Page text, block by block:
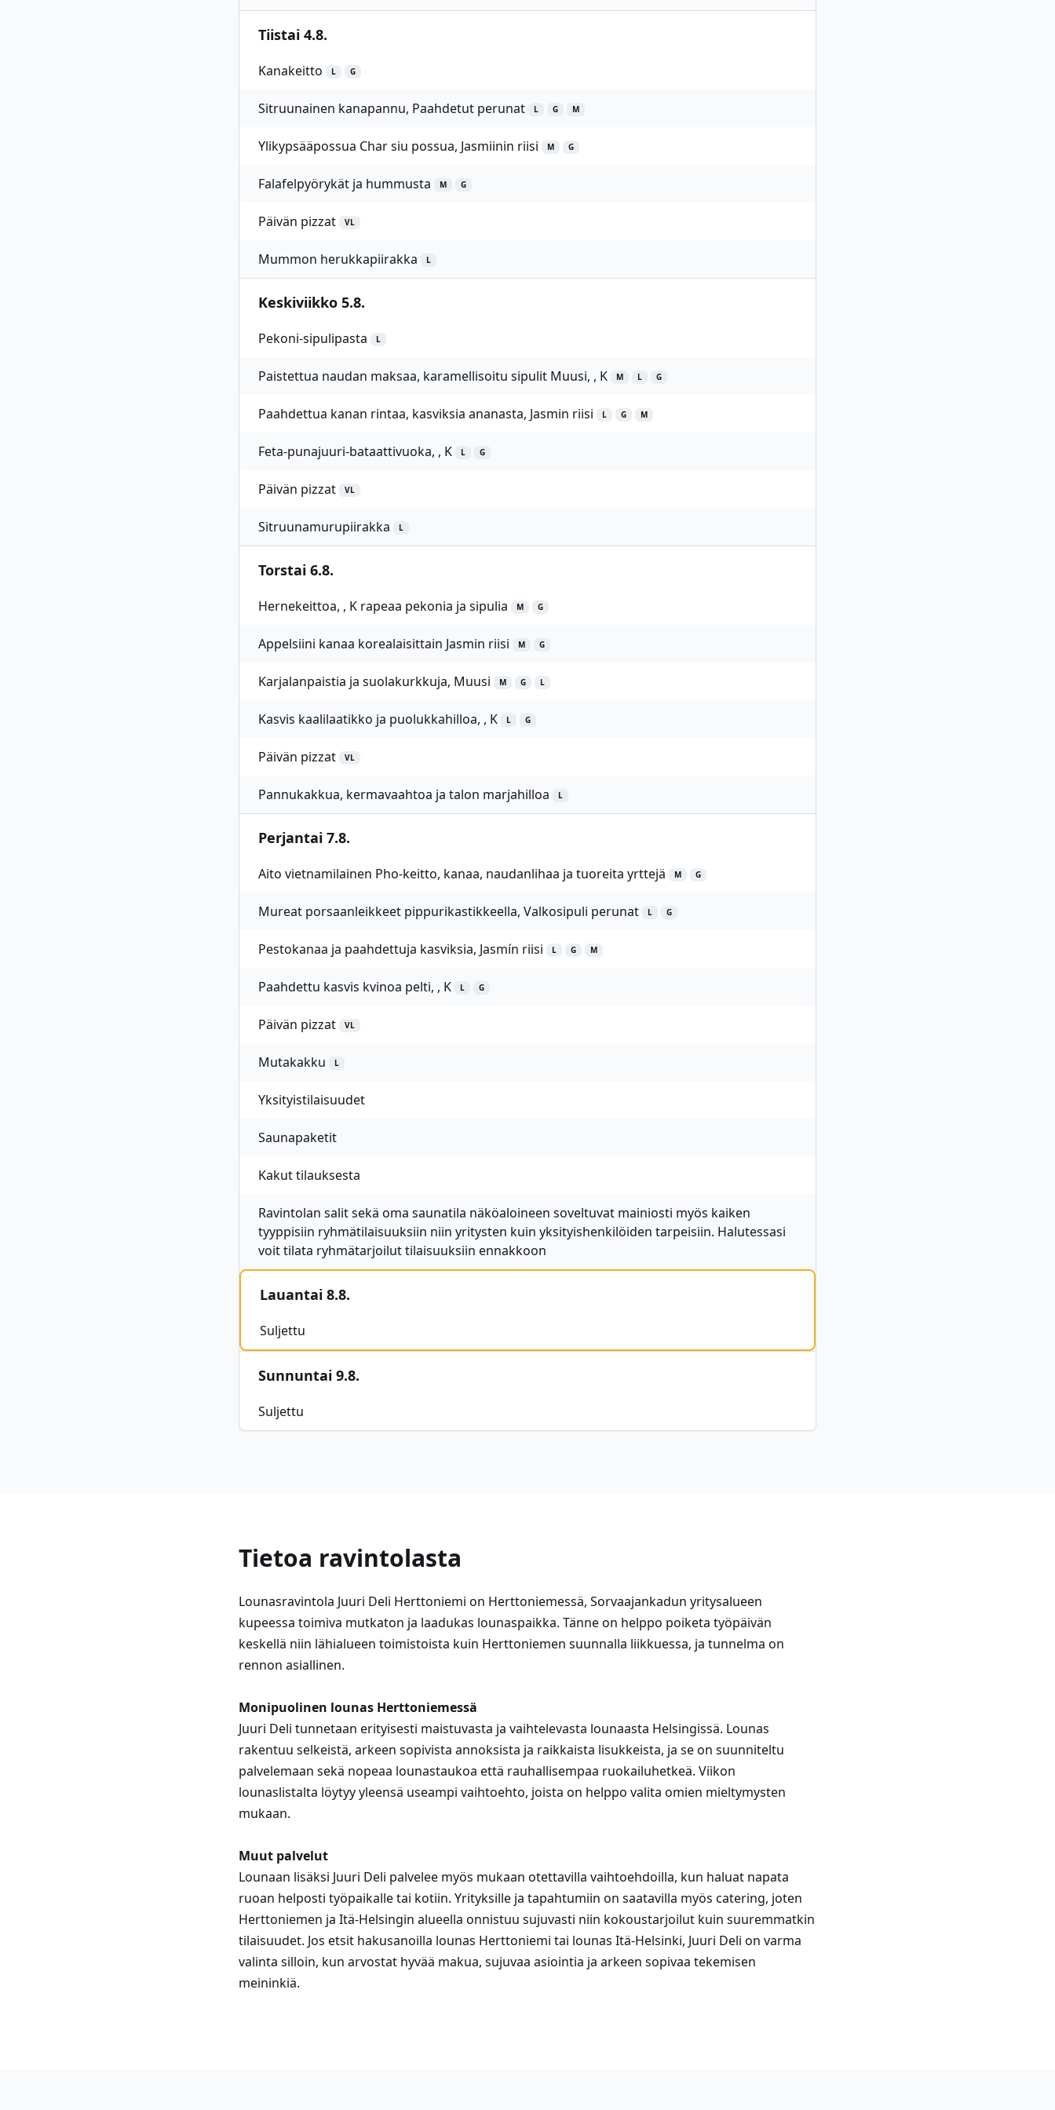
Tiistai 4.8.
Kanakeitto L G
Sitruunainen kanapannu, Paahdetut perunat L G M
Ylikypsääpossua Char siu possua, Jasmiinin riisi M G
Falafelpyörykät ja hummusta M G
Päivän pizzat VL
Mummon herukkapiirakka L
Keskiviikko 5.8.
Pekoni-sipulipasta L
Paistettua naudan maksaa, karamellisoitu sipulit Muusi, , K M L G
Paahdettua kanan rintaa, kasviksia ananasta, Jasmin riisi L G M
Feta-punajuuri-bataattivuoka, , K L G
Päivän pizzat VL
Sitruunamurupiirakka L
Torstai 6.8.
Hernekeittoa, , K rapeaa pekonia ja sipulia M G
Appelsiini kanaa korealaisittain Jasmin riisi M G
Karjalanpaistia ja suolakurkkuja, Muusi M G L
Kasvis kaalilaatikko ja puolukkahilloa, , K L G
Päivän pizzat VL
Pannukakkua, kermavaahtoa ja talon marjahilloa L
Perjantai 7.8.
Aito vietnamilainen Pho-keitto, kanaa, naudanlihaa ja tuoreita yrttejä M G
Mureat porsaanleikkeet pippurikastikkeella, Valkosipuli perunat L G
Pestokanaa ja paahdettuja kasviksia, Jasmín riisi L G M
Paahdettu kasvis kvinoa pelti, , K L G
Päivän pizzat VL
Mutakakku L
Yksityistilaisuudet
Saunapaketit
Kakut tilauksesta
Ravintolan salit sekä oma saunatila näköaloineen soveltuvat mainiosti myös kaiken
tyyppisiin ryhmätilaisuuksiin niin yritysten kuin yksityishenkilöiden tarpeisiin. Halutessasi
voit tilata ryhmätarjoilut tilaisuuksiin ennakkoon
Lauantai 8.8.
Suljettu
Sunnuntai 9.8.
Suljettu
Tietoa ravintolasta
Lounasravintola Juuri Deli Herttoniemi on Herttoniemessä, Sorvaajankadun yritysalueen
kupeessa toimiva mutkaton ja laadukas lounaspaikka. Tänne on helppo poiketa työpäivän
keskellä niin lähialueen toimistoista kuin Herttoniemen suunnalla liikkuessa, ja tunnelma on
rennon asiallinen.
Monipuolinen lounas Herttoniemessä
Juuri Deli tunnetaan erityisesti maistuvasta ja vaihtelevasta lounaasta Helsingissä. Lounas
rakentuu selkeistä, arkeen sopivista annoksista ja raikkaista lisukkeista, ja se on suunniteltu
palvelemaan sekä nopeaa lounastaukoa että rauhallisempaa ruokailuhetkeä. Viikon
lounaslistalta löytyy yleensä useampi vaihtoehto, joista on helppo valita omien mieltymysten
mukaan.
Muut palvelut
Lounaan lisäksi Juuri Deli palvelee myös mukaan otettavilla vaihtoehdoilla, kun haluat napata
ruoan helposti työpaikalle tai kotiin. Yrityksille ja tapahtumiin on saatavilla myös catering, joten
Herttoniemen ja Itä-Helsingin alueella onnistuu sujuvasti niin kokoustarjoilut kuin suuremmatkin
tilaisuudet. Jos etsit hakusanoilla lounas Herttoniemi tai lounas Itä-Helsinki, Juuri Deli on varma
valinta silloin, kun arvostat hyvää makua, sujuvaa asiointia ja arkeen sopivaa tekemisen
meininkiä.